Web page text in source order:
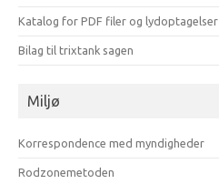
Katalog for PDF filer og lydoptagelser
Bilag til trixtank sagen
Miljø
Korrespondence med myndigheder
Rodzonemetoden